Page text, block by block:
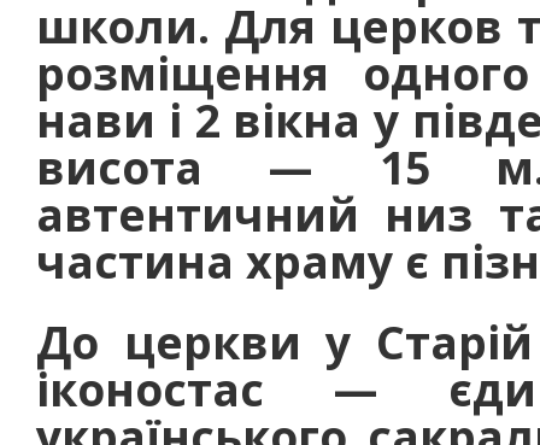
школи. Для церков
розміщення одного
нави і 2 вікна у
висота — 15 м.
автентичний низ
частина храму є
До церкви у Старій
іконостас —